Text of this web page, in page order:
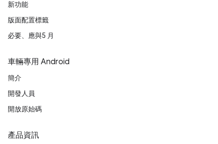
新功能
版面配置標籤
必要、應與5 月
車輛專用 Android
簡介
開發人員
開放原始碼
產品資訊